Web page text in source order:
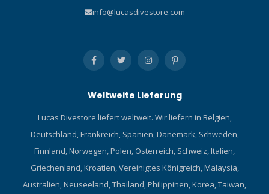
info@lucasdivestore.com
Weltweite Lieferung
Lucas Divestore liefert weltweit. Wir liefern in Belgien,
Deutschland, Frankreich, Spanien, Dänemark, Schweden,
Finnland, Norwegen, Polen, Österreich, Schweiz, Italien,
Griechenland, Kroatien, Vereinigtes Königreich, Malaysia,
Australien, Neuseeland, Thailand, Philippinen, Korea, Taiwan,